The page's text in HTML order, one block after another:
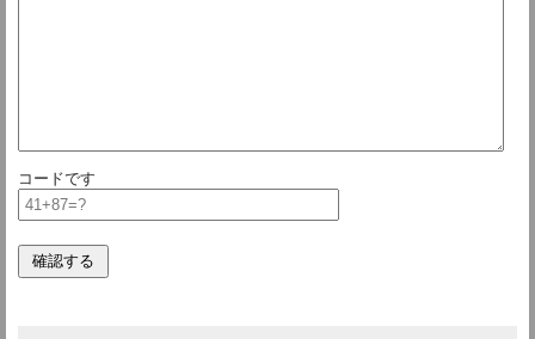
コードです